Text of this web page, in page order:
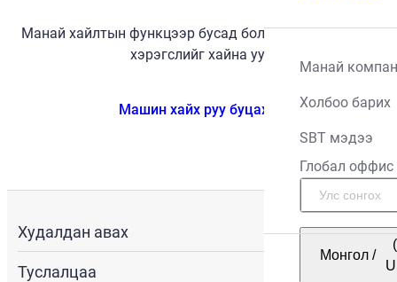
Манай
Холбоо барих
SBT мэдээ
Глобал оффис
Монгол /
Манай хайлтын функцээр бусад боломжит тээврийн
хэрэгслийг хайна уу.
Машин хайх руу буцах
Худалдан авах
Туслалцаа